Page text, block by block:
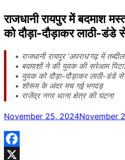
राजधानी रायपुर में बदमाश
को दौड़ा-दौड़ाकर लाठी-डंडे
• राजधानी रायपुर ‘अपराध’गढ़ में तब्दील
• बदमाशों ने की युवक की सरेआम
• युवक को दौड़ा-दौड़ाकर लाठी-डंडे से
• शोरूम के अंदर मच गई भगदड़
• राजेंद्र नगर थाना क्षेत्र की घटना
November 25, 2024November
Facebook